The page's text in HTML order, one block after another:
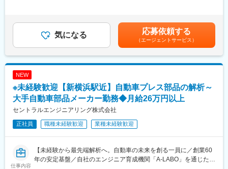
な機会を提供しております。年間550回の技術研修の他、当社エ
ンジニア主催の勉強会が900回以上開催されるなど、エンジニア
としてプライドを持ち、常に技術力の鍛錬を行っております。
■業務内容：
◇振動騒音のCAE解析
・世界標準ソフト「Nastran」を使用し、車両のモデリングやシミ
ュレーション、結果の分析。
・実験に向けた車両のパーツ組み換えや、精密な計測センサーの
取り付け作業。
◇計測オペレーション
・走行テスト時などの振動・騒音データを専用機材でサンプリン
グし、データの集計。
◇データ処理、レポート作成
告資料に集約。
◇安全、品質管理
じて上下する可能性があります。月給(月額)は固定手当を含めた表
記です。気になる 応募依頼する
（エージェントサービス）
NEW
※未経験歓迎【新横浜駅近】自動車プレス部品の解析～
大手自動車部品メーカー勤務◆月給26万円以上
セントラルエンジニアリング株式会社
正社員 職種未経験歓迎 業種未経験歓迎
仕事内容
【未経験から最先端解析へ。自動車の未来を創る一員に／創業60
年の安定基盤／自社のエンジニア育成機関「A-LABO」を通じた手